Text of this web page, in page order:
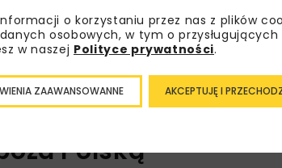
dostaw
w modelu powtarzalnym.
warunki do rozwoju krajowych
Polską
o korzystaniu przez nas z plików
osobowych, w tym o
w naszej Polityce prywatności.
AKCEPTUJĘ I
ZAAWANSOWANNE